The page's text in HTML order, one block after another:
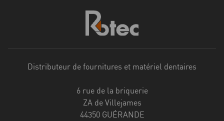
Distributeur de fournitures et matériel dentaires
6 rue de la briquerie
ZA de Villejames
44350 GUÉRANDE